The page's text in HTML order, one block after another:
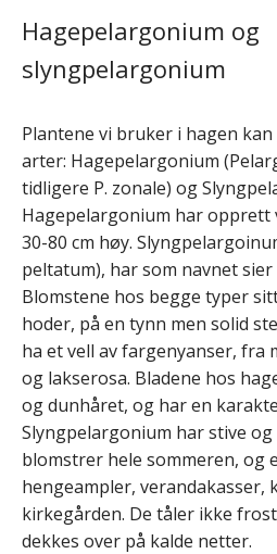
Hagepelargonium og
slyngpelargonium
Plantene vi bruker i hagen
arter: Hagepelargonium
tidligere P. zonale) og
Hagepelargonium har opprett
30-80 cm høy.
peltatum), har som navnet
Blomstene hos begge typer
hoder, på en tynn men solid
ha et vell av fargenyanser,
og lakserosa. Bladene hos
og dunhåret, og har en
Slyngpelargonium har stive
blomstrer hele sommeren, og
hengeampler, verandakasser,
kirkegården. De tåler ikke
dekkes over på kalde netter.